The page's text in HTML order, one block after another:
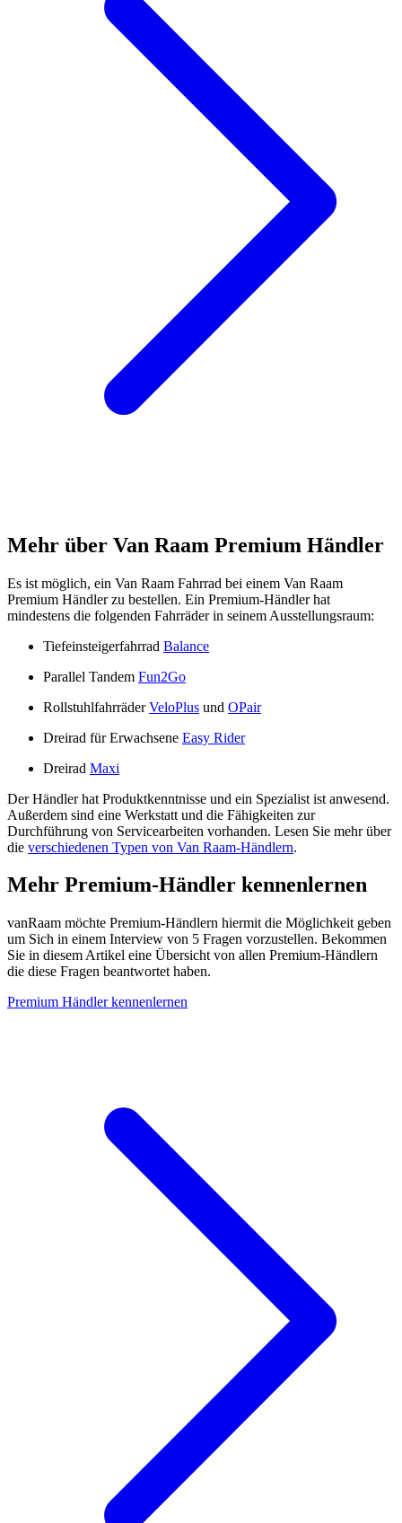
Mehr über Van Raam Premium Händler
Es ist möglich, ein Van Raam Fahrrad bei einem Van Raam
Premium Händler zu bestellen. Ein Premium-Händler hat
mindestens die folgenden Fahrräder in seinem Ausstellungsraum:
Tiefeinsteigerfahrrad Balance
Parallel Tandem Fun2Go
RollstuhlfahrräderVeloPlus und OPair
Dreirad für Erwachsene Easy Rider
Dreirad Maxi
Der Händler hat Produktkenntnisse und ein Spezialist ist anwesend.
Außerdem sind eine Werkstatt und die Fähigkeiten zur
Durchführung von Servicearbeiten vorhanden. Lesen Sie mehr über
die verschiedenen Typen von Van Raam-Händlern.
Mehr Premium-Händler kennenlernen
vanRaam möchte Premium-Händlern hiermit die Möglichkeit geben
um Sich in einem Interview von 5 Fragen vorzustellen. Bekommen
Sie in diesem Artikel eine Übersicht von allen Premium-Händlern
die diese Fragen beantwortet haben.
Premium Händler kennenlernen